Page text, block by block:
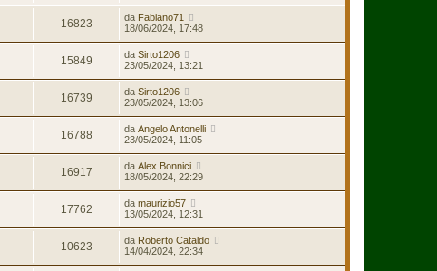
16823 da Fabiano71
18/06/2024, 17:48
15849 da Sirto1206
23/05/2024, 13:21
16739 da Sirto1206
23/05/2024, 13:06
16788 da Angelo Antonelli
23/05/2024, 11:05
16917 da Alex Bonnici
18/05/2024, 22:29
17762 da maurizio57
13/05/2024, 12:31
10623 da Roberto Cataldo
14/04/2024, 22:34